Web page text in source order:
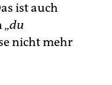
ist auch
du
nicht mehr